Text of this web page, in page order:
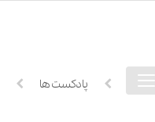
فهرست
دسترسیخانه پادکست ها